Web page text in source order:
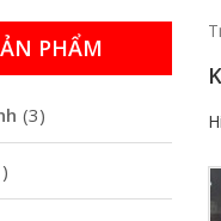
PHẨM
(3)